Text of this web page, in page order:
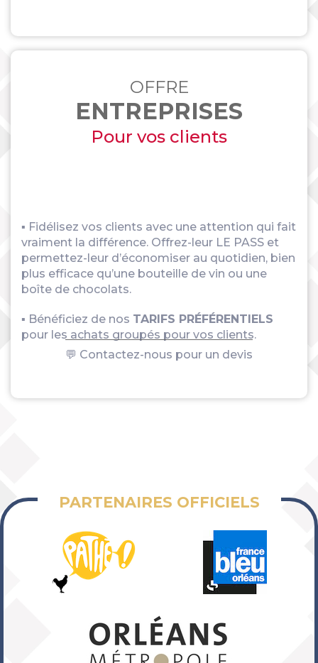
OFFRE
ENTREPRISES
Pour vos clients
▪ Fidélisez vos clients avec une attention qui fait
vraiment la différence. Offrez-leur LE PASS et
permettez-leur d’économiser au quotidien, bien
plus efficace qu’une bouteille de vin ou une
boîte de chocolats.
▪ Bénéficiez de nos TARIFS PRÉFÉRENTIELS
pour les achats groupés pour vos clients.
💬 Contactez-nous pour un devis
PARTENAIRES OFFICIELS